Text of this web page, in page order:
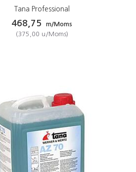
Tana Professional
468,75
m/Moms
(375,00 u/Moms)